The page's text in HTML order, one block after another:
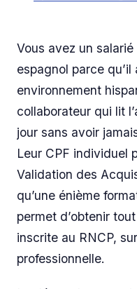
Vous avez un
espagnol parce
environnement
collaborateur qui lit
jour sans avoir
Leur CPF individuel
Validation des
qu’une énième
permet d’obtenir
inscrite au RNCP,
professionnelle.